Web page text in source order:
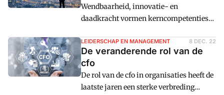
Wendbaarheid, innovatie- en
daadkracht vormen kerncompetenties
opererende organisaties. Deze
competenties drijven op de pijlers
waarop iedere organisatie opereert:
leiderschap, strategievorming,
organisatie-inrichting, en
LEIDERSCHAP EN MANAGEMENT 8 DEC. 22
De veranderende rol van de
cfo
De rol van de cfo in organisaties heeft de
laatste jaren een sterke verbreding